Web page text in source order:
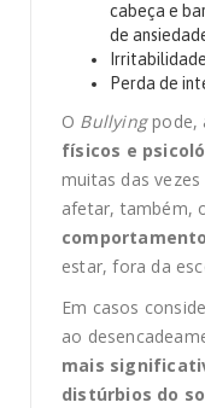
cabeça e
de
Perda de
O Bullyingpode,
físicos e
muitas das vezes
afetar, também,
comportamento
estar, fora da
Em casos
ao
mais
distúrbios do